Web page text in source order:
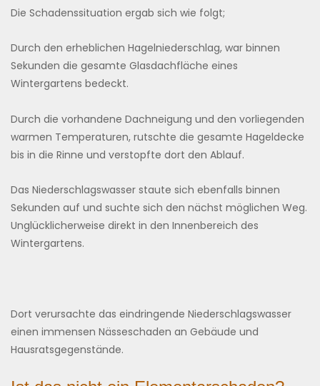
Die Schadenssituation ergab sich wie folgt;
Durch den erheblichen Hagelniederschlag, war binnen
Sekunden die gesamte Glasdachfläche eines
Wintergartens bedeckt.
Durch die vorhandene Dachneigung und den vorliegenden
warmen Temperaturen, rutschte die gesamte Hageldecke
bis in die Rinne und verstopfte dort den Ablauf.
Das Niederschlagswasser staute sich ebenfalls binnen
Sekunden auf und suchte sich den nächst möglichen Weg.
Unglücklicherweise direkt in den Innenbereich des
Wintergartens.
Dort verursachte das eindringende Niederschlagswasser
einen immensen Nässeschaden an Gebäude und
Hausratsgegenstände.